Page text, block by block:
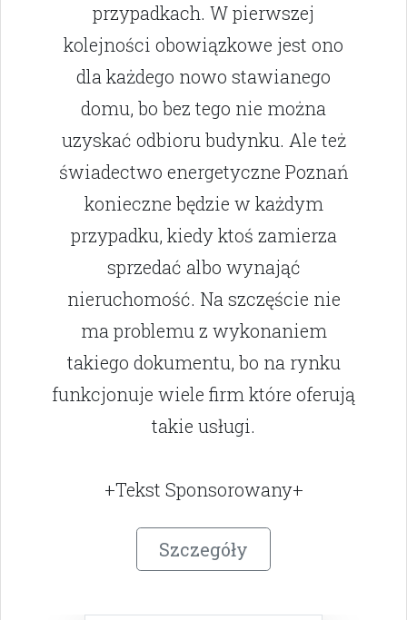
przypadkach. W pierwszej
kolejności obowiązkowe jest ono
dla każdego nowo stawianego
domu, bo bez tego nie można
uzyskać odbioru budynku. Ale też
świadectwo energetyczne Poznań
konieczne będzie w każdym
przypadku, kiedy ktoś zamierza
sprzedać albo wynająć
nieruchomość. Na szczęście nie
ma problemu z wykonaniem
takiego dokumentu, bo na rynku
funkcjonuje wiele firm które oferują
takie usługi.
+Tekst Sponsorowany+
Szczegóły